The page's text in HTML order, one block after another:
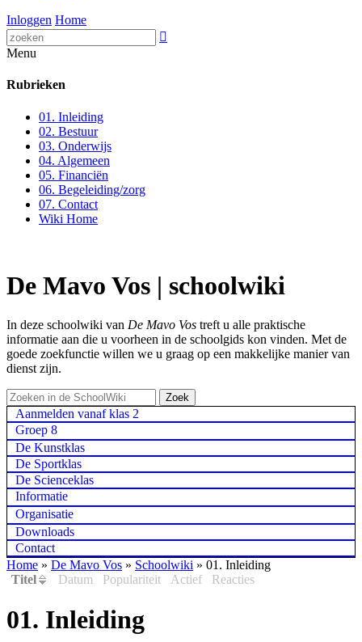
Inloggen Home

Menu
Rubrieken
01. Inleiding
02. Bestuur
03. Onderwijs
04. Algemeen
05. Financiën
06. Begeleiding/zorg
07. Contact
Wiki Home
De Mavo Vos | schoolwiki
In deze schoolwiki van De Mavo Vos treft u alle praktische
informatie aan die u voorheen in de schoolgids kon vinden. Met de
goede zoekfunctie willen we u graag op een makkelijke manier van
dienst zijn.
Aanmelden vanaf klas 2
Groep 8
De Kunstklas
De Sportklas
De Scienceklas
Informatie
Organisatie
Downloads
Contact
Home » De Mavo Vos » Schoolwiki » 01. Inleiding
Titel
Datum Populariteit Actief Reacties
01. Inleiding